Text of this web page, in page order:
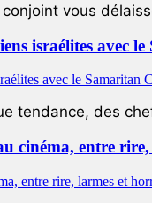
vous
israélites avec
tendance, des
cinéma, entre